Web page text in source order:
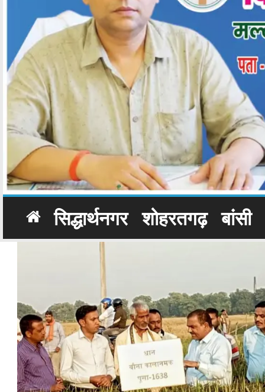
सिद्धार्थनगर शोहरतगढ़ बांसी